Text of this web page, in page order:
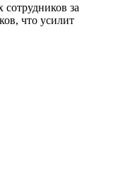
за
что усилит